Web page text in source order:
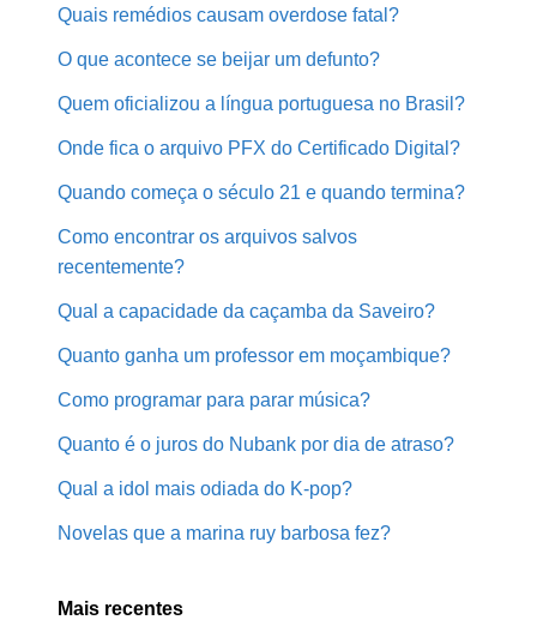
Quais remédios causam overdose fatal?
O que acontece se beijar um defunto?
Quem oficializou a língua portuguesa no Brasil?
Onde fica o arquivo PFX do Certificado Digital?
Quando começa o século 21 e quando termina?
Como encontrar os arquivos salvos
recentemente?
Qual a capacidade da caçamba da Saveiro?
Quanto ganha um professor em moçambique?
Como programar para parar música?
Quanto é o juros do Nubank por dia de atraso?
Qual a idol mais odiada do K-pop?
Novelas que a marina ruy barbosa fez?
Mais recentes